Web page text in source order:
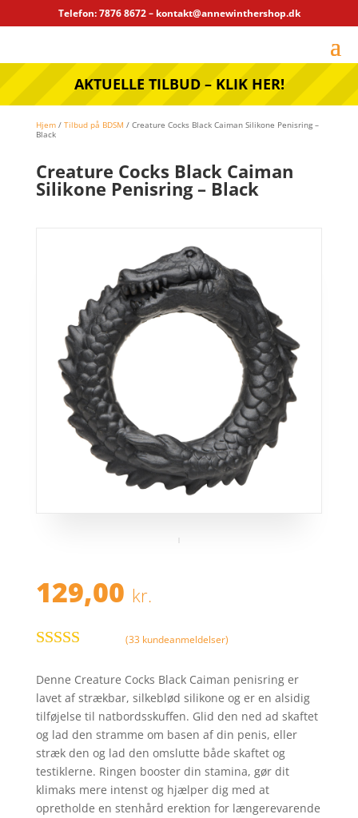
Telefon: 7876 8672 – kontakt@annewinthershop.dk
AKTUELLE TILBUD – KLIK HER!
Hjem/ Tilbud på BDSM / Creature Cocks Black Caiman Silikone Penisring –
Black
Creature Cocks Black Caiman
Silikone Penisring – Black
129,00 kr.
som3.9
ud af 5
baseret på
kundebed
ømmelser
(33kundeanmeldelser)
Denne Creature Cocks Black Caiman penisring er
lavet af strækbar, silkeblød silikone og er en alsidig
tilføjelse til natbordsskuffen. Glid den ned ad skaftet
og lad den stramme om basen af din penis, eller
stræk den og lad den omslutte både skaftet og
testiklerne. Ringen booster din stamina, gør dit
klimaks mere intenst og hjælper dig med at
opretholde en stenhård erektion for længerevarende